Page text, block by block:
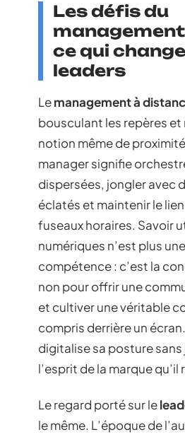
Les défis du
management
ce qui
leaders
Lemanagement à
bousculant les repères
notion même de
manager signifie
dispersées, jongler avec
éclatés et maintenir le
fuseaux horaires. Savoir
numériques n’est plus
compétence : c’est la
non pour offrir une
et cultiver une véritable
compris derrière un
digitalise sa posture sans
l’esprit de la marque
Le regard porté sur le
le même. L’époque de